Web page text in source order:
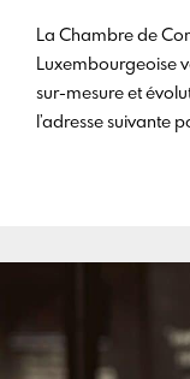
La Chambre de
Luxembourgeoise
sur-mesure et
l’adresse suivante